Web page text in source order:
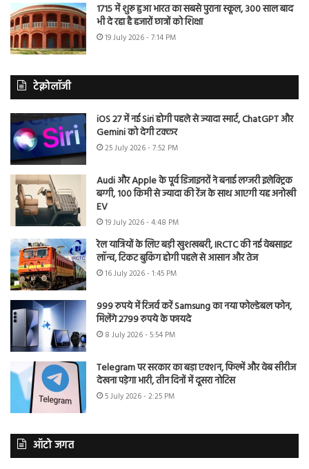
1715 में शुरू हुआ भारत का सबसे पुराना स्कूल, 300 साल बाद
भी दे रहा है हजारों छात्रों को शिक्षा
19 July 2026 - 7:14 PM
टेक्नोलॉजी
iOS 27 में नई Siri होगी पहले से ज्यादा स्मार्ट, ChatGPT और
Gemini को देगी टक्कर
25 July 2026 - 7:52 PM
Audi और Apple के पूर्व डिजाइनरों ने बनाई लग्जरी इलेक्ट्रिक
बग्गी, 100 किमी से ज्यादा की रेंज के साथ आएगी यह अनोखी
EV
19 July 2026 - 4:48 PM
रेल यात्रियों के लिए बड़ी खुशखबरी, IRCTC की नई वेबसाइट
लॉन्च, टिकट बुकिंग होगी पहले से आसान और तेज
16 July 2026 - 1:45 PM
999 रुपये में रिजर्व करें Samsung का नया फोल्डेबल फोन,
मिलेंगे 2799 रुपये के फायदे
8 July 2026 - 5:54 PM
Telegram पर सरकार का बड़ा एक्शन, फिल्में और वेब सीरीज
देखना पड़ेगा भारी, तीन दिनों में दूसरा नोटिस
5 July 2026 - 2:25 PM
ऑटो जगत